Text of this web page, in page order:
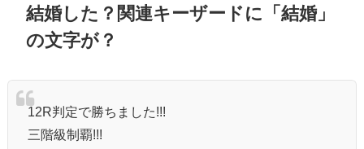
結婚した？関連キーザードに「結婚」
の文字が？
12R判定で勝ちました!!!
三階級制覇!!!